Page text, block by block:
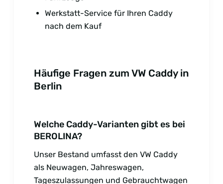
Werkstatt-Service für Ihren Caddy
nach dem Kauf
Häufige Fragen zum VW Caddy in
Berlin
Welche Caddy-Varianten gibt es bei
BEROLINA?
Unser Bestand umfasst den VW Caddy
als Neuwagen, Jahreswagen,
Tageszulassungen und Gebrauchtwagen